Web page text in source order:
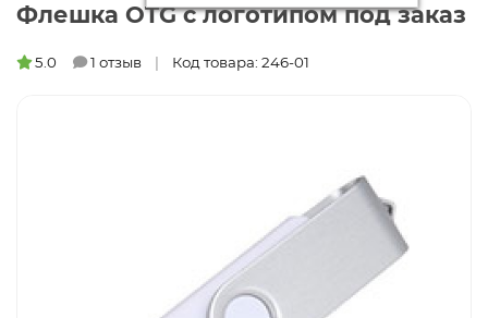
Флешка OTG с логотипом под заказ
5.0 1 отзыв Код товара: 246-01